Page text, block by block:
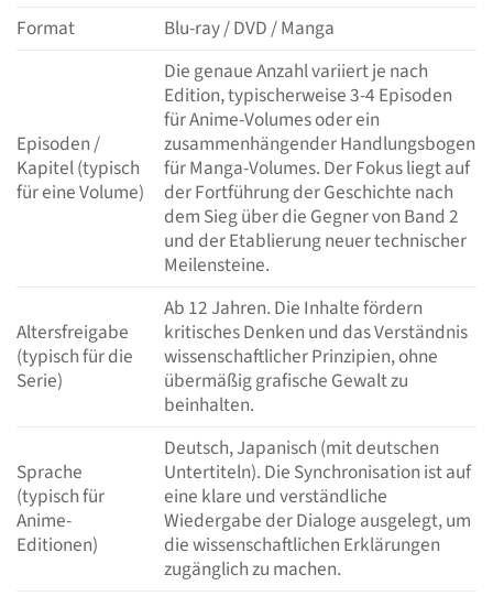
Format
Blu-ray / DVD / Manga
Episoden /
Kapitel (typisch
für eine Volume)
Die genaue Anzahl variiert je nach
Edition, typischerweise 3-4 Episoden
für Anime-Volumes oder ein
zusammenhängender Handlungsbogen
für Manga-Volumes. Der Fokus liegt auf
der Fortführung der Geschichte nach
dem Sieg über die Gegner von Band 2
und der Etablierung neuer technischer
Meilensteine.
Altersfreigabe
(typisch für die
Serie)
Ab 12 Jahren. Die Inhalte fördern
kritisches Denken und das Verständnis
wissenschaftlicher Prinzipien, ohne
übermäßig grafische Gewalt zu
beinhalten.
Sprache
(typisch für
Anime-
Editionen)
Deutsch, Japanisch (mit deutschen
Untertiteln). Die Synchronisation ist auf
eine klare und verständliche
Wiedergabe der Dialoge ausgelegt, um
die wissenschaftlichen Erklärungen
zugänglich zu machen.